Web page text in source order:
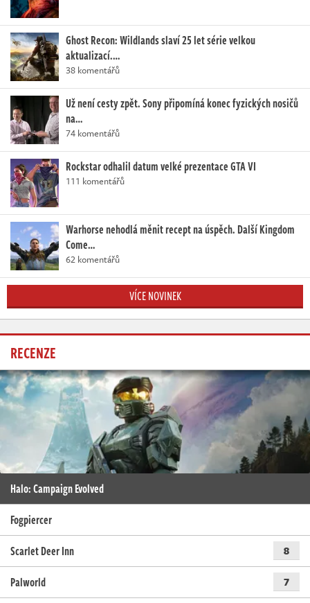
Ghost Recon: Wildlands slaví 25 let série velkou
aktualizací.…
38 komentářů
Už není cesty zpět. Sony připomíná konec fyzických nosičů
na…
74 komentářů
Rockstar odhalil datum velké prezentace GTA VI
111 komentářů
Warhorse nehodlá měnit recept na úspěch. Další Kingdom
Come…
62 komentářů
VÍCE NOVINEK
RECENZE
Halo: Campaign Evolved
Fogpiercer
Scarlet Deer Inn
8
Palworld 7